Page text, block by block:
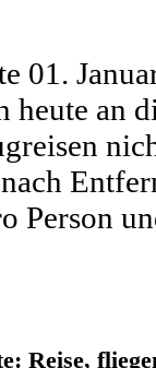
01.
heute an
Person
Reise,